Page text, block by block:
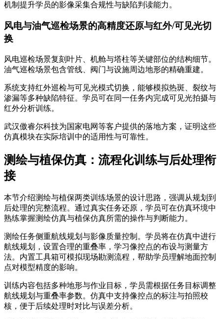
机制提升学员的影像采集合规性与缺陷判读能力。
风电与油气巡检场景的高精度还原与红外/可见光切
换
风电巡检场景复刻叶片、机舱与塔柱等关键部位的结构细节。
油气巡检场景包含管线、阀门与设施周边地形的精确重建。
系统支持红外巡检与可见光模式切换，能够模拟热斑、裂纹与
渗漏等多种缺陷特征。学员可在同一任务内完成可见光拍摄与
红外分析训练。
武汉傲睿尔科技为国家电网等客户提供的落地方案，证明这些
仿真模块在实际培训中的适用性与可靠性。
测绘与植保仿真：流程化训练与后处理衔
接
本节介绍测绘与植保两类训练场景的设计思路，强调从规划到
后处理的完整流程。通过真实任务还原，学员可在仿真环境中
熟练掌握测绘仿真与植保仿真所需的操作与判断能力。
测绘任务侧重航线规划与影像质量控制。学员将在仿真中进行
航线规划，设置合理的重叠率，学习像控点的布设与测量方
法。内置工具箱可模拟现场勘测流程，帮助学员理解地面控制
点对模型精度的影响。
训练内容包括多种地形与作业目标，学员需根据任务目标调整
航线规划与重叠率参数。仿真中支持像控点的标注与拍照校
核，便于后续处理时对比与误差分析。